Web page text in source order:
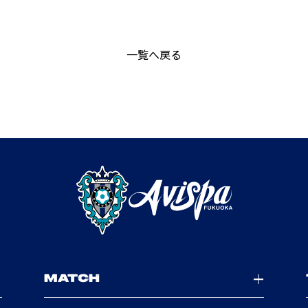
一覧へ戻る
MATCH